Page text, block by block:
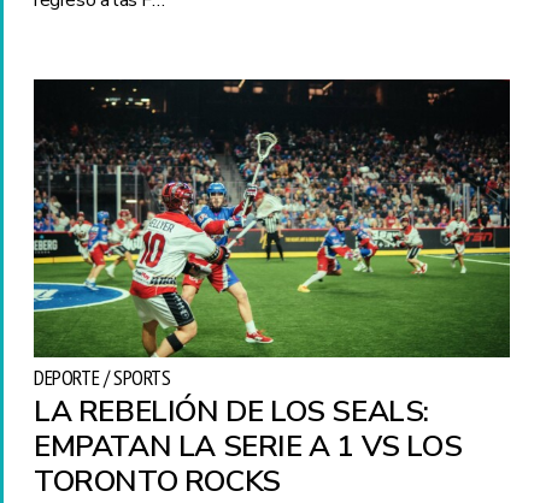
DEPORTE / SPORTS
LA REBELIÓN DE LOS SEALS:
EMPATAN LA SERIE A 1 VS LOS
TORONTO ROCKS